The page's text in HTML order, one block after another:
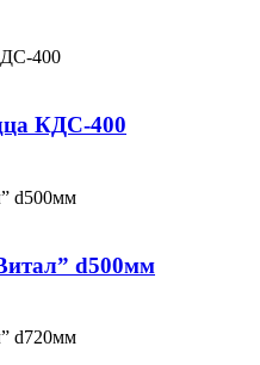
КДС-400
d500мм